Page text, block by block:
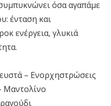
όσα αγαπάμε
ένταση και
ενέργεια, γλυκιά
– Ενορχηστρώσεις
Μαντολίνο